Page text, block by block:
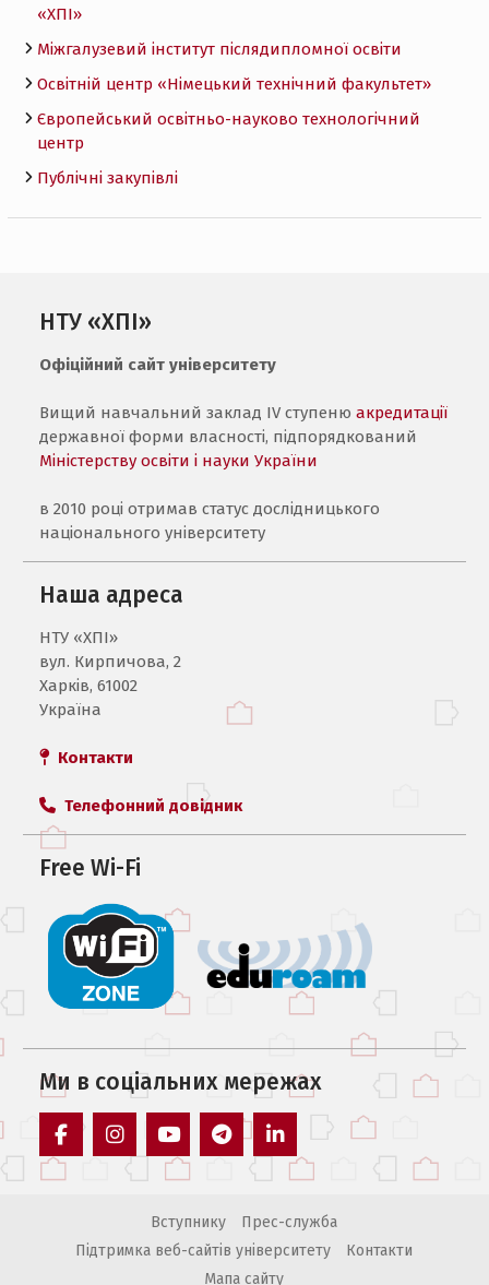
«ХПI»
Міжгалузевий інститут післядипломної освіти
Освітній центр «Німецький технічний факультет»
Європейський освітньо-науково технологічний
центр
Публічні закупівлі
НТУ «ХПІ»
Офіційний сайт університету
Вищий навчальний заклад IV ступенюакредитації
державної форми власності, підпорядкований
Міністерству освіти і науки України
в 2010 році отримав статус дослідницького
національного університету
Наша адреса
НТУ «ХПI»
вул. Кирпичова, 2
Харків, 61002
Україна
Контакти
Телефонний довідник
Free Wi-Fi
Ми в соцiальних мережах
facebook instagramyoutube telegram linkedin
Вступнику
Прес-служба
Підтримка веб-сайтів університету
Контакти
Мапа сайту